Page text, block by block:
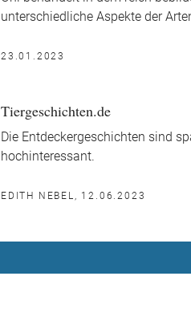
unterschiedliche Aspekte der
23.01.2023
Tiergeschichten.de
Die Entdeckergeschichten sind
hochinteressant.
EDITH NEBEL, 12.06.2023